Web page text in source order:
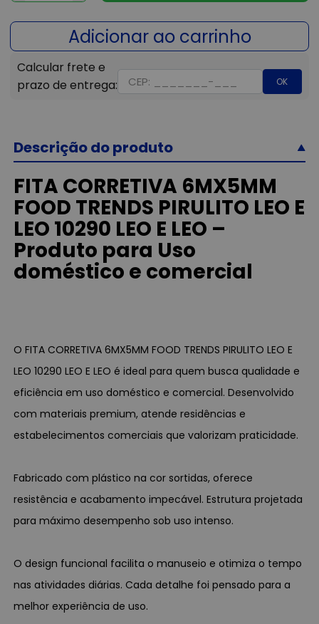
OK
Descrição do produto
FITA CORRETIVA 6MX5MM
FOOD TRENDS PIRULITO LEO E
LEO 10290 LEO E LEO –
Produto para Uso
doméstico e comercial
O FITA CORRETIVA 6MX5MM FOOD TRENDS PIRULITO LEO E
LEO 10290 LEO E LEO é ideal para quem busca qualidade e
eficiência em uso doméstico e comercial. Desenvolvido
com materiais premium, atende residências e
estabelecimentos comerciais que valorizam praticidade.
Fabricado com plástico na cor sortidas, oferece
resistência e acabamento impecável. Estrutura projetada
para máximo desempenho sob uso intenso.
O design funcional facilita o manuseio e otimiza o tempo
nas atividades diárias. Cada detalhe foi pensado para a
melhor experiência de uso.